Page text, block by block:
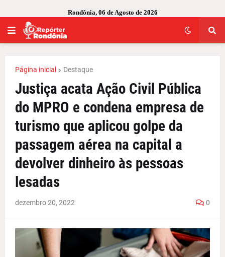
Rondônia, 06 de Agosto de 2026
Página inicial Destaque
Justiça acata Ação Civil Pública
do MPRO e condena empresa de
turismo que aplicou golpe da
passagem aérea na capital a
devolver dinheiro às pessoas
lesadas
dezembro 20, 2022 0